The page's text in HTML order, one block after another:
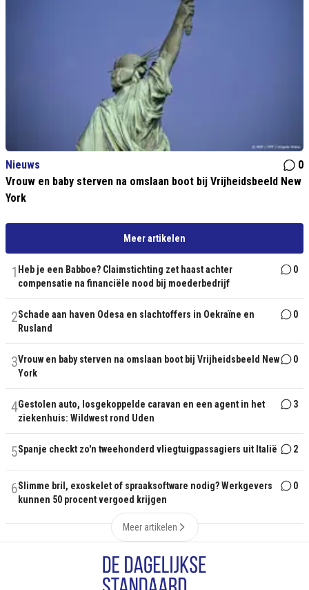
Nieuws
0
Vrouw en baby sterven na omslaan boot bij Vrijheidsbeeld New
York
Meer artikelen
1 Heb je een Babboe? Claimstichting zet haast achter
compensatie na financiële nood bij moederbedrijf
0
2Schade aan haven Odesa en slachtoffers in Oekraïne en
Rusland
0
3Vrouw en baby sterven na omslaan boot bij Vrijheidsbeeld New
York
0
4Gestolen auto, losgekoppelde caravan en een agent in het
ziekenhuis: Wildwest rond Uden
3
5Spanje checkt zo'n tweehonderd vliegtuigpassagiers uit Italië 2
6Slimme bril, exoskelet of spraaksoftware nodig? Werkgevers
kunnen 50 procent vergoed krijgen
0
Meer artikelen